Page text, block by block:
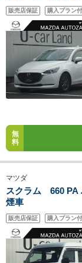
販売店保証 購入プラン付
無
料
マツダ
スクラム 660 PA
煙車
販売店保証 購入プラン付